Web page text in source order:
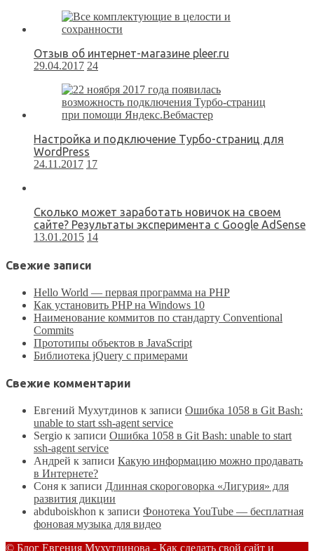
Отзыв об интернет-магазине pleer.ru
29.04.2017 24
Настройка и подключение Турбо-страниц для
WordPress
24.11.2017 17
Сколько может заработать новичок на своем
сайте? Результаты эксперимента с Google AdSense
13.01.2015 14
Свежие записи
Hello World — первая программа на PHP
Как установить PHP на Windows 10
Наименование коммитов по стандарту Conventional
Commits
Прототипы объектов в JavaScript
Библиотека jQuery с примерами
Свежие комментарии
Евгений Мухутдинов к записи Ошибка 1058 в Git Bash:
unable to start ssh-agent service
Sergio к записи Ошибка 1058 в Git Bash: unable to start
ssh-agent service
Андрей к записи Какую информацию можно продавать
в Интернете?
Соня к записи Длинная скороговорка «Лигурия» для
развития дикции
аbduboiskhon к записи Фонотека YouTube — бесплатная
фоновая музыка для видео
© Блог Евгения Мухутдинова - Как сделать свой сайт и